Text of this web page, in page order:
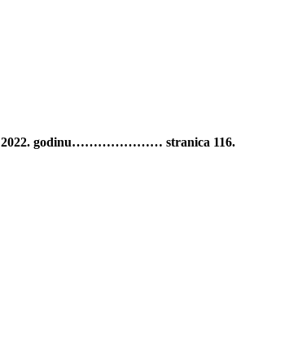
2022. godinu………………… stranica 116.